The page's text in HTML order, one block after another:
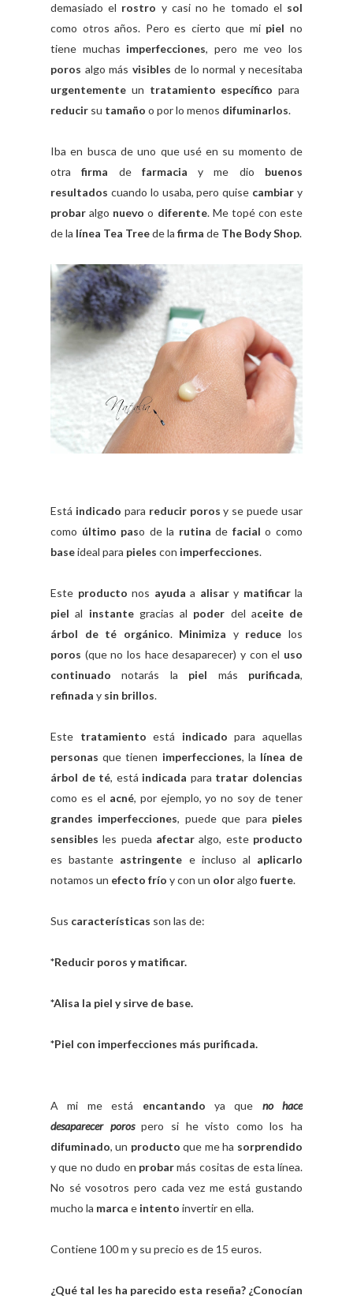
demasiado el rostro y casi no he tomado el sol
como otros años. Pero es cierto que mi pielno
tiene muchas imperfecciones, pero me veo los
poros algo más visibles de lo normal y necesitaba
urgentemente un tratamiento específico para
reducir su tamaño o por lo menos difuminarlos.
Iba en busca de uno que usé en su momento de
otrafirma de farmacia y me dio buenos
resultados cuando lo usaba, pero quise cambiar y
probar algo nuevo o diferente. Me topé con este
de la línea Tea Treede la firma de The Body Shop.
Está indicado para reducir poros y se puede usar
como último paso de la rutina de facial o como
baseideal para pieles con imperfecciones.
Este producto nos ayuda a alisary matificarla
piel al instantegracias al poder del aceite de
árbol de té orgánico. Minimiza y reduce los
poros (que no los hace desaparecer) y con el uso
continuado notarás la piel más purificada,
refinada y sin brillos.
Este tratamiento está indicado para aquellas
personas que tienen imperfecciones, la línea de
árbol de té, está indicada para tratar dolencias
como es el acné, por ejemplo, yo no soy de tener
grandes imperfecciones, puede que para pieles
sensibles les pueda afectar algo, este producto
es bastante astringente e incluso al aplicarlo
notamos un efecto frío y con un oloralgo fuerte.
Sus características son las de:
*Reducir poros y matificar.
*Alisa la piel y sirve de base.
*Piel con imperfecciones más purificada.
A mi me está encantando ya que no hace
desaparecer porospero si he visto como los ha
difuminado, un productoque me ha sorprendido
y que no dudo en probarmás cositas de esta línea.
No sé vosotros pero cada vez me está gustando
mucho la marca e intento invertir en ella.
Contiene 100 m y su precio es de 15 euros.
¿Qué tal les ha parecido esta reseña? ¿Conocían